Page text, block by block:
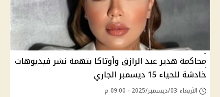
محاكمة هدير عبد الرازق وأوتاكا بتهمة نشر فيديوهات
خادشة للحياء 15 ديسمبر الجاري
الأربعاء 03/ديسمبر/2025 - 09:00 م